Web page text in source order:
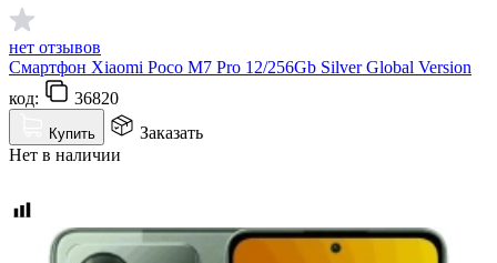
нет отзывов
Смартфон Xiaomi Poco M7 Pro 12/256Gb Silver Global Version
код:
36820
Купить
Заказать
Нет в наличии